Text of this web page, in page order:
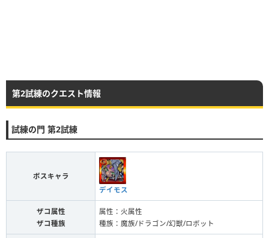
第2試練のクエスト情報
試練の門 第2試練
ボスキャラ
デイモス
ザコ属性
ザコ種族
属性：火属性
種族：魔族/ドラゴン/幻獣/ロボット